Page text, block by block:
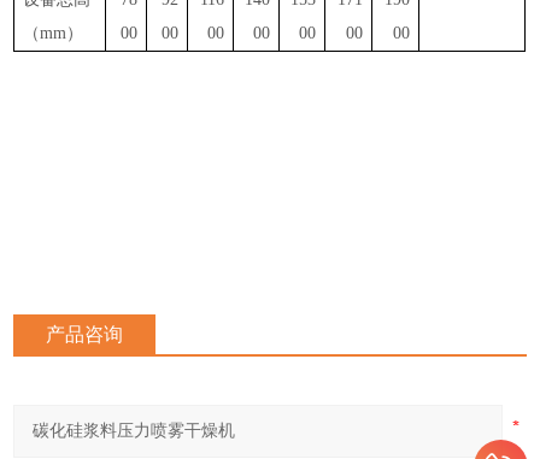
（mm）
00
00
00
00
00
00
00
产品咨询